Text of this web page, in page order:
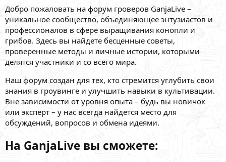
историческом использовании гашиша, конопляного молока, как
церемониального напитка, каши из дикорастущего каннабиса и
много другого. Знаменитый рецепт Рика Симсона по
изготовлению канна масла также можно найти в данном разделе.
Изыскательный гость сможет отыскать рецепт изготовления
чистейшего экстракта, именуемого "Янтарь", а также способ его
употребления.
Добро пожаловать на форум гроверов GanjaLive –
уникальное сообщество, объединяющее энтузиастов и
профессионалов в сфере выращивания конопли и
грибов. Здесь вы найдете бесценные советы,
проверенные методы и личные истории, которыми
делятся участники и со всего мира.
Наш форум создан для тех, кто стремится углубить свои
знания в гроувинге и улучшить навыки в культивации.
Вне зависимости от уровня опыта – будь вы новичок
или эксперт – у нас всегда найдется место для
обсуждений, вопросов и обмена идеями.
На GanjaLive вы сможете: